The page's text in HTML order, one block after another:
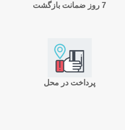
7 روز ضمانت بازگشت
پرداخت در محل